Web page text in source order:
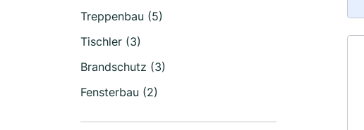
Treppenbau (5)
Tischler (3)
Brandschutz (3)
Fensterbau (2)